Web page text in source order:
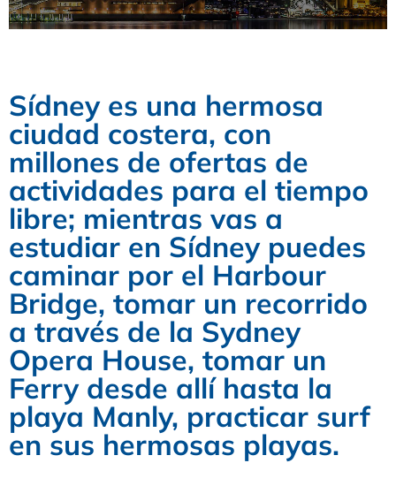
Sídney es una hermosa
ciudad costera, con
millones de ofertas de
actividades para el tiempo
libre; mientras vas a
estudiar en Sídney puedes
caminar por el Harbour
Bridge, tomar un recorrido
a través de la Sydney
Opera House, tomar un
Ferry desde allí hasta la
playa Manly, practicar surf
en sus hermosas playas.